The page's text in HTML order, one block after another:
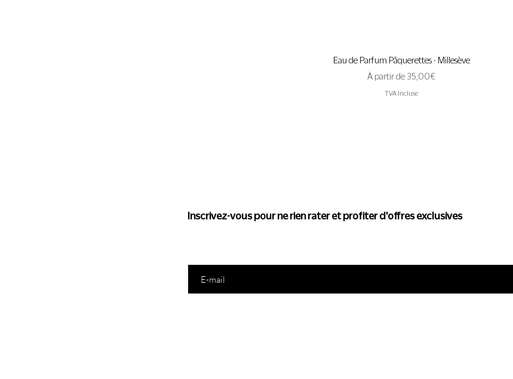
Aperçu rapide
Eau de Parfum Pâquerettes - Millesève
À partir de 35,00 €
Prix promotionnel
TVA Incluse
Inscrivez-vous pour ne rien rater et profiter d'offres exclusives